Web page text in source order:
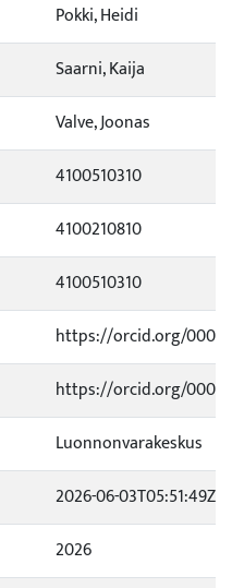
Pokki, Heidi
Saarni, Kaija
Valve, Joonas
4100510310
4100210810
4100510310
https://orcid.org/0000-
https://orcid.org/0000-
Luonnonvarakeskus
2026-06-03T05:51:49Z
2026